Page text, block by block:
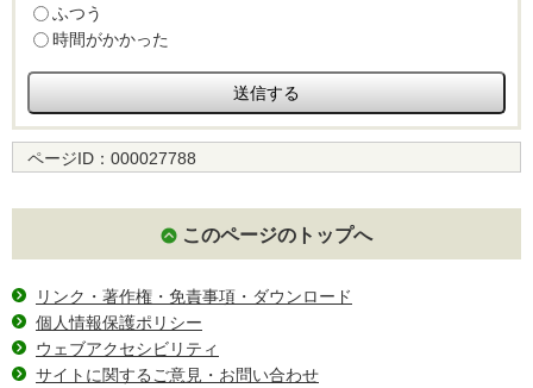
ふつう
時間がかかった
ページID： 000027788
このページのトップへ
リンク・著作権・免責事項・ダウンロード
個人情報保護ポリシー
ウェブアクセシビリティ
サイトに関するご意見・お問い合わせ